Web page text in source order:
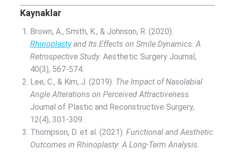
Kaynaklar
Brown, A., Smith, K., & Johnson, R. (2020).
Rhinoplastyand Its Effects on Smile Dynamics: A
Retrospective Study. Aesthetic Surgery Journal,
40(3), 567-574.
Lee, C., & Kim, J. (2019). The Impact of Nasolabial
Angle Alterations on Perceived Attractiveness.
Journal of Plastic and Reconstructive Surgery,
12(4), 301-309.
Thompson, D. et al. (2021). Functional and Aesthetic
Outcomes in Rhinoplasty: A Long-Term Analysis.